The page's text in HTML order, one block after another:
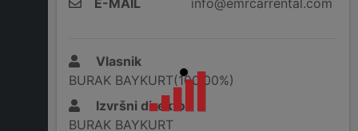
E-MAIL
info@emrcarrental.com
Vlasnik
BURAK BAYKURT(100,00%)
Izvršni direktor
BURAK BAYKURT